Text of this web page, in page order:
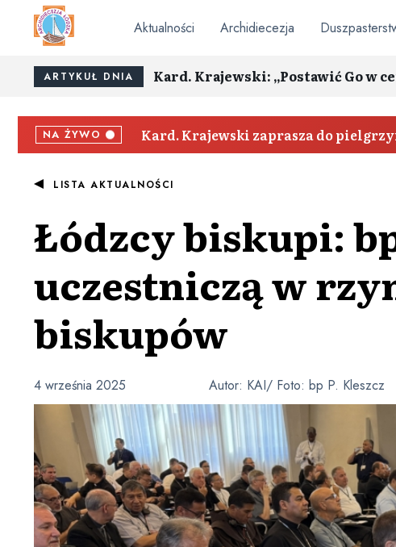
Aktualności Archidiecezja
ARTYKUŁ DNIA Kard. Krajewski: „Postawić Go w
NA ŻYWO Kard. Krajewski zaprasza do
LISTA AKTUALNOŚCI
Łódzcy biskupi:
uczestniczą w
biskupów
Autor: KAI/ Foto: bp P. Kleszcz
4 września 2025